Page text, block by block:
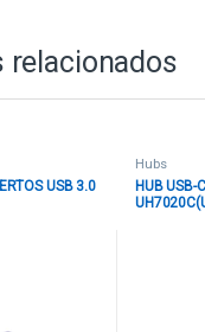
relacionados
USB 3.0
Hubs
HUB USB-